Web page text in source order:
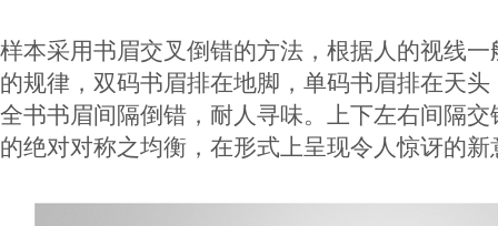
样本采用书眉交叉倒错的方法，根据人的视线
的规律，双码书眉排在地脚，单码书眉排在天
全书书眉间隔倒错，耐人寻味。上下左右间隔
的绝对对称之均衡，在形式上呈现令人惊讶的